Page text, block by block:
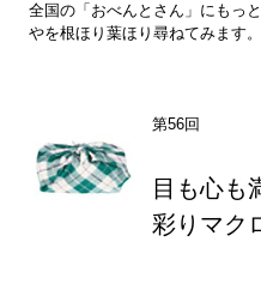
全国の「おべんとさん」にもっ
やを根ほり葉ほり尋ねてみます
第56回
目も心も
彩りマク